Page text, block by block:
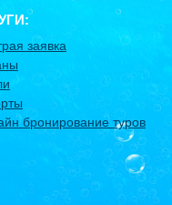
заявка
бронирование туров